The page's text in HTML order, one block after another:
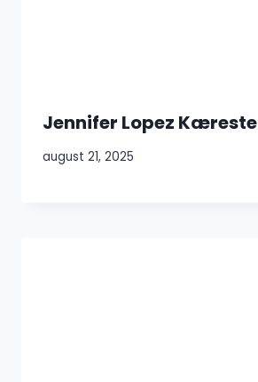
Jennifer Lopez Kæreste
august 21, 2025